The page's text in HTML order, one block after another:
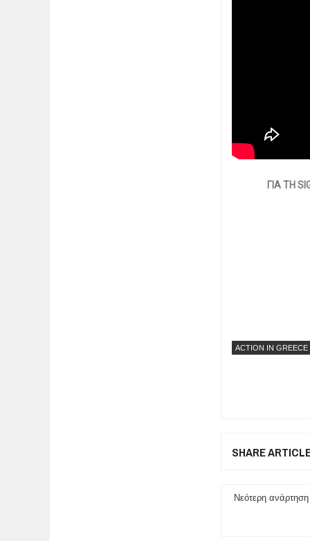
ΓΙΑ ΤΗ
ACTION IN GREECE
SHARE
Νεότερη ανάρτηση